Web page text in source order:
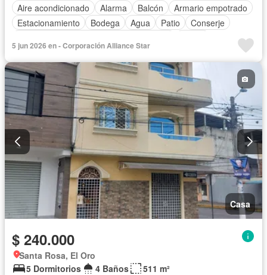
Aire acondicionado
Alarma Balcón
Armario empotrado
Estacionamiento
Bodega Agua Patio
Conserje
Garita de guardianía
Seguridad
Cuarto de servicio
Sin amoblar
5 jun 2026 en - Corporación Alliance Star
Casa
$ 240.000
Santa Rosa, El Oro
5 Dormitorios
4 Baños
511 m²